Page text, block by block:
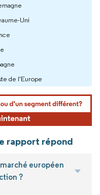
Uni
de l'Europe
rapport répond
européen
?